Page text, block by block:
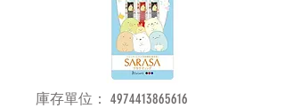
庫存單位： 4974413865616